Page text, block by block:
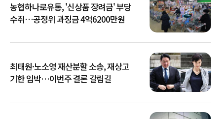
농협하나로유통, '신상품 장려금' 부당
수취…공정위 과징금 4억6200만원
최태원·노소영 재산분할 소송, 재상고
기한 임박…이번주 결론 갈림길